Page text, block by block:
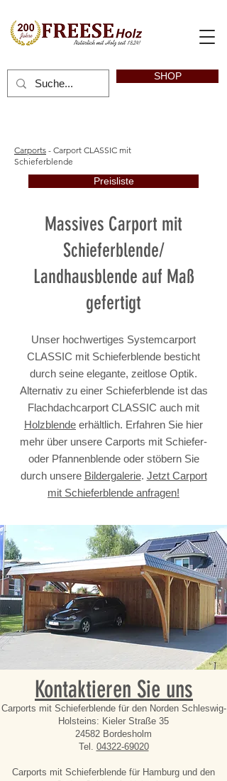
SHOP
Carports - Carport CLASSIC mit
Schieferblende
Preisliste
Massives Carport mit
Schieferblende/
Landhausblende auf Maß
gefertigt
Unser hochwertiges Systemcarport
CLASSIC mit Schieferblende besticht
durch seine elegante, zeitlose Optik.
Alternativ zu einer Schieferblende ist das
Flachdachcarport CLASSIC auch mit
Holzblende erhältlich. Erfahren Sie hier
mehr über unsere Carports mit Schiefer-
oder Pfannenblende oder stöbern Sie
durch unsere Bildergalerie. Jetzt Carport
mit Schieferblende anfragen!
Kontaktieren Sie uns
Carports mit Schieferblende für den Norden Schleswig-
Holsteins: Kieler Straße 35
24582 Bordesholm
Tel. 04322-69020
Carports mit Schieferblende für Hamburg und den